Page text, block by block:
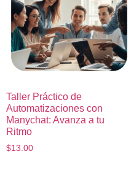
Taller Práctico de
Automatizaciones con
Manychat: Avanza a tu
Ritmo
$13.00